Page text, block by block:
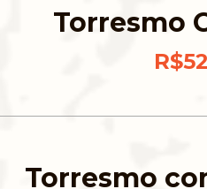
Torresmo
Torresmo